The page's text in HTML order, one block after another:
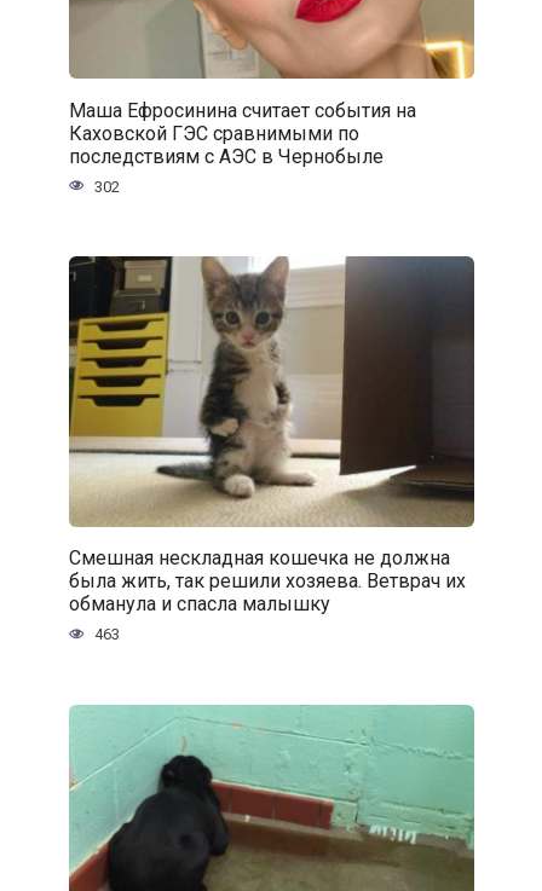
Маша Ефросинина считает события на
Каховской ГЭС сравнимыми по
последствиям с АЭС в Чернобыле
302
Смешная нескладная кошечка не должна
была жить, так решили хозяева. Ветврач их
обманула и спасла малышку
463